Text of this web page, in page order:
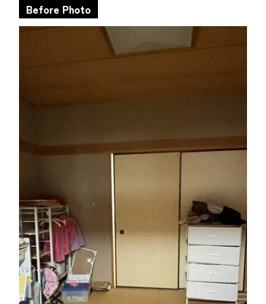
Before Photo